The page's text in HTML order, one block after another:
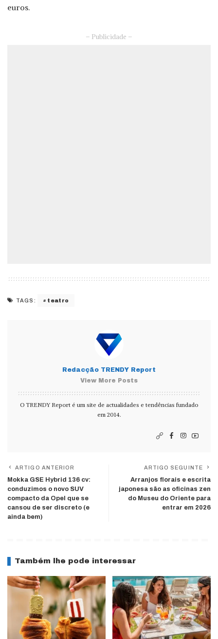
euros.
– Publicidade –
TAGS: teatro
Redacção TRENDY Report
View More Posts
O TRENDY Report é um site de actualidades e tendências fundado
em 2014.
ARTIGO ANTERIOR
Mokka GSE Hybrid 136 cv:
conduzimos o novo SUV
compacto da Opel que se
cansou de ser discreto (e
ainda bem)
ARTIGO SEGUINTE
Arranjos florais e escrita
japonesa são as oficinas zen
do Museu do Oriente para
entrar em 2026
Também lhe pode interessar